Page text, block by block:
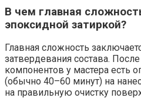
В чем главная
эпоксидной затиркой?
Главная сложность
затвердевания состава.
компонентов у мастера есть
(обычно 40–60 минут) на
на правильную очистку